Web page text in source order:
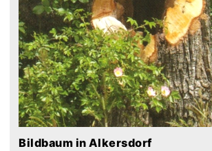
Bildbaum in Alkersdorf